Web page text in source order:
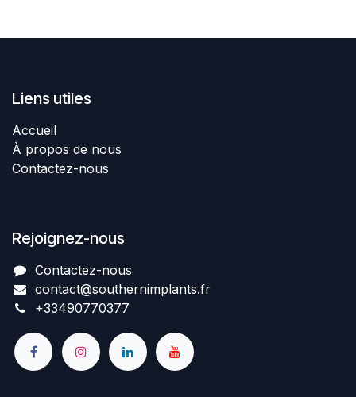
Liens utiles
Accueil
À propos de nous
Contactez-nous
Rejoignez-nous
Contactez-nous​
contact@southernimplant​​​s.fr
+334907​70377